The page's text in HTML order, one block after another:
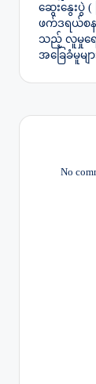
ဆွေးနွေးပွဲ (
ဖက်ဒရယ်စ
သည့် လူမှုရေ
အခြေခံမူမျ
No